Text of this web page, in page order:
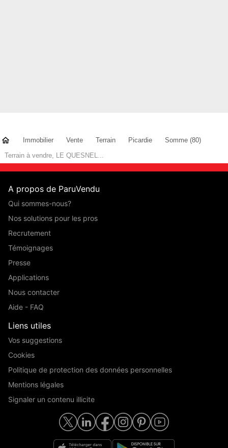
Immobilier Vente Terrain Picardie
Somme (80)
Terrain à vendre, LE QUESNEL...
A propos de ParuVendu
Qui sommes-nous?
Nos solutions pour les pros
Recrutement
Témoignages
Presse
Applications
Nous contacter
Aide - FAQ
Liens utiles
Vos suggestions
Cookies
Politique de protection des données personnelles
Mentions légales
Signaler un contenu illicite